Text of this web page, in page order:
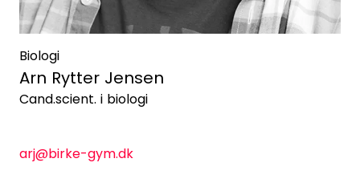
Biologi
Arn Rytter Jensen
Cand.scient. i biologi
arj@birke-gym.dk